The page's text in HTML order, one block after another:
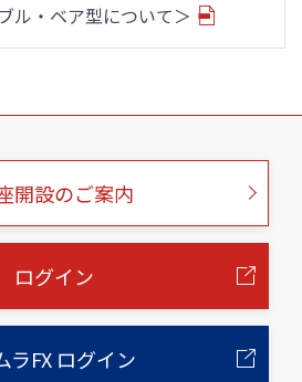
ル・ベア型について＞
開設のご案内
ログイン
ラFX ログイン